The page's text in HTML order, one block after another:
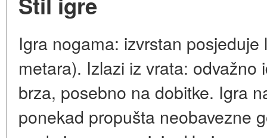
Igra nogama: izvrstan
metara). Izlazi iz vrata: odvažno
brza, posebno na dobitke. Igra
ponekad propušta neobavezne